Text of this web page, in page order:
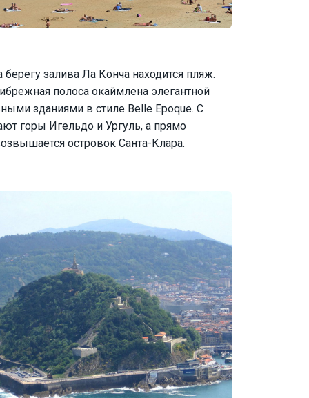
залива Ла Конча находится пляж.
полоса окаймлена элегантной
зданиями в стиле Belle Epoque. С
горы Игельдо и Ургуль, а прямо
островок Санта-Клара.